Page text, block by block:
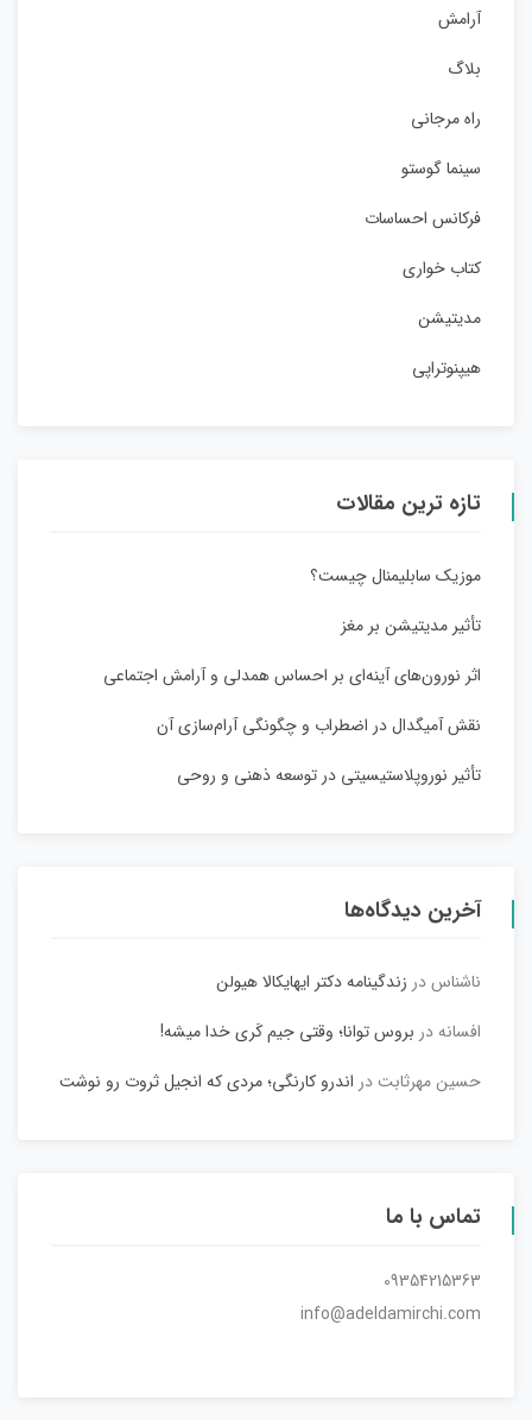
آرامش
بلاگ
راه مرجانی
سینما گوستو
فرکانس احساسات
کتاب خواری
مدیتیشن
هیپنوتراپی
تازه ترین مقالات
موزیک سابلیمنال چیست؟
تأثیر مدیتیشن بر مغز
اثر نورون‌های آینه‌ای بر احساس همدلی و آرامش اجتماعی
نقش آمیگدال در اضطراب و چگونگی آرام‌سازی آن
تأثیر نوروپلاستیسیتی در توسعه ذهنی و روحی
آخرین دیدگاه‌ها
ناشناسدر زندگینامه دکتر ایهایکالا هیولن
افسانه در بروس توانا؛ وقتی جیم کَری خدا میشه!
حسین مهرثابتدر اندرو کارنگی؛ مردی که انجیل ثروت رو نوشت
تماس با ما
09354215363
info@adeldamirchi.com